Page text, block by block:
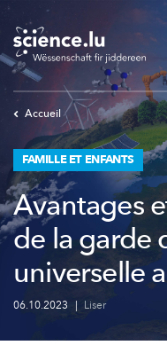
Skip
main
content
Accueil
FAMILLE ET ENFANTS
Avantages
de la garde
universelle
06.10.2023 | Liser